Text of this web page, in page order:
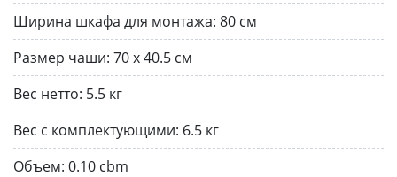
Ширина шкафа для монтажа: 80 см
Размер чаши: 70 х 40.5 см
Вес нетто: 5.5 кг
Вес с комплектующими: 6.5 кг
Объем: 0.10 cbm